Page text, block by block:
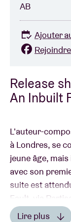
Release
An Inbuilt
L'auteur-
à Londres, se
jeune âge,
avec son
suite est
Fault, via
Ezra Collective,
Lire plus
AB
Ajouter